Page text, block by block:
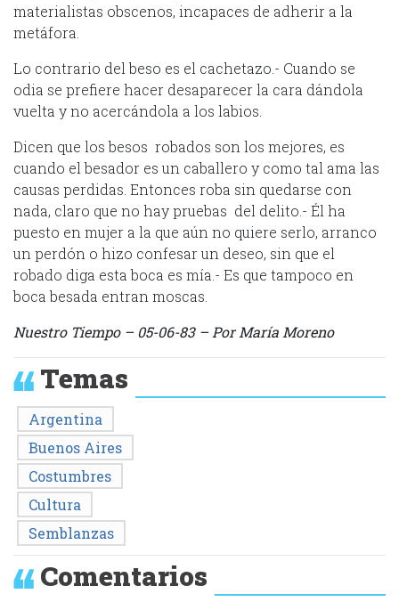
materialistas obscenos, incapaces de adherir a la
metáfora.
Lo contrario del beso es el cachetazo.- Cuando se
odia se prefiere hacer desaparecer la cara dándola
vuelta y no acercándola a los labios.
Dicen que los besos robados son los mejores, es
cuando el besador es un caballero y como tal ama las
causas perdidas. Entonces roba sin quedarse con
nada, claro que no hay pruebas del delito.- Él ha
puesto en mujer a la que aún no quiere serlo, arranco
un perdón o hizo confesar un deseo, sin que el
robado diga esta boca es mía.- Es que tampoco en
boca besada entran moscas.
Nuestro Tiempo – 05-06-83 – Por María Moreno
Temas
Argentina
Buenos Aires
Costumbres
Cultura
Semblanzas
Comentarios